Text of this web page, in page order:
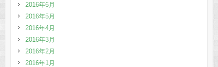
2016年6月
2016年5月
2016年4月
2016年3月
2016年2月
2016年1月